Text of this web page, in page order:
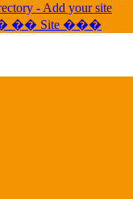
- Add your site
Site ���